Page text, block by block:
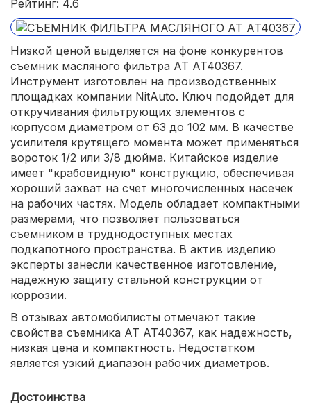
Рейтинг: 4.6
Низкой ценой выделяется на фоне конкурентов
съемник масляного фильтра AT AT40367.
Инструмент изготовлен на производственных
площадках компании NitAuto. Ключ подойдет для
откручивания фильтрующих элементов с
корпусом диаметром от 63 до 102 мм. В качестве
усилителя крутящего момента может применяться
вороток 1/2 или 3/8 дюйма. Китайское изделие
имеет "крабовидную" конструкцию, обеспечивая
хороший захват на счет многочисленных насечек
на рабочих частях. Модель обладает компактными
размерами, что позволяет пользоваться
съемником в труднодоступных местах
подкапотного пространства. В актив изделию
эксперты занесли качественное изготовление,
надежную защиту стальной конструкции от
коррозии.
В отзывах автомобилисты отмечают такие
свойства съемника AT AT40367, как надежность,
низкая цена и компактность. Недостатком
является узкий диапазон рабочих диаметров.
Достоинства